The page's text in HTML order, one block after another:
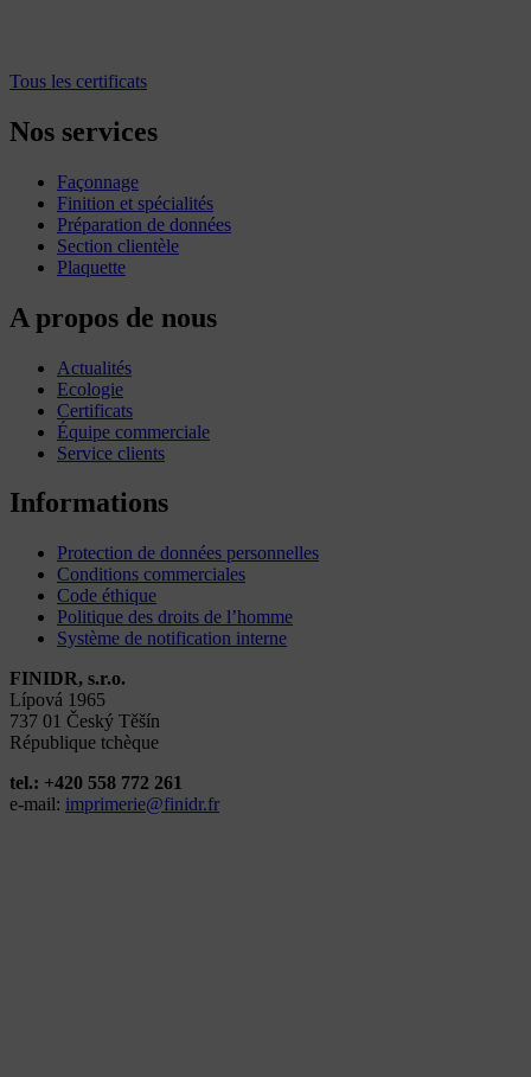
Tous les certificats
Nos services
Façonnage
Finition et spécialités
Préparation de données
Section clientèle
Plaquette
A propos de nous
Actualités
Ecologie
Certificats
Équipe commerciale
Service clients
Informations
Protection de données personnelles
Conditions commerciales
Code éthique
Politique des droits de l’homme
Système de notification interne
FINIDR, s.r.o.
Lípová 1965
737 01 Český Těšín
République tchèque
tel.: +420 558 772 261
e-mail: imprimerie@finidr.fr